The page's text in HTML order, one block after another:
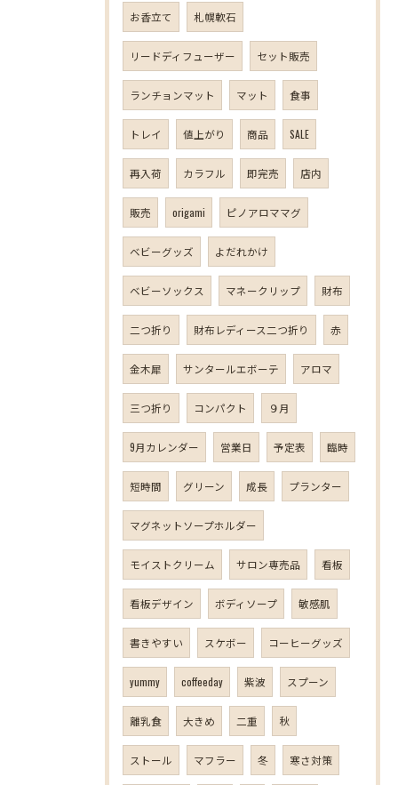
お香立て 札幌軟石
リードディフューザー セット販売
ランチョンマット マット 食事
トレイ 値上がり 商品 SALE
再入荷 カラフル 即完売 店内
販売 origami ピノアロママグ
ベビーグッズ よだれかけ
ベビーソックス マネークリップ 財布
二つ折り 財布レディース二つ折り 赤
金木犀 サンタールエボーテ アロマ
三つ折り コンパクト ９月
9月カレンダー 営業日 予定表 臨時
短時間 グリーン 成長 プランター
マグネットソープホルダー
モイストクリーム サロン専売品 看板
看板デザイン ボディソープ 敏感肌
書きやすい スケボー コーヒーグッズ
yummy coffeeday 紫波 スプーン
離乳食 大きめ 二重 秋
ストール マフラー 冬 寒さ対策